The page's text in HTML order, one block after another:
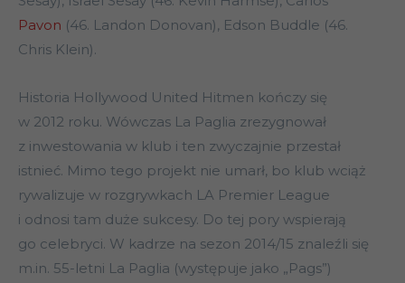
Pavon (46. Landon Donovan), Edson Buddle (46.
Chris Klein).
Historia Hollywood United Hitmen kończy się
w 2012 roku. Wówczas La Paglia zrezygnował
z inwestowania w klub i ten zwyczajnie przestał
istnieć. Mimo tego projekt nie umarł, bo klub wciąż
rywalizuje w rozgrywkach LA Premier League
i odnosi tam duże sukcesy. Do tej pory wspierają
go celebryci. W kadrze na sezon 2014/15 znaleźli się
m.in. 55-letni La Paglia (występuje jako „Pags”)